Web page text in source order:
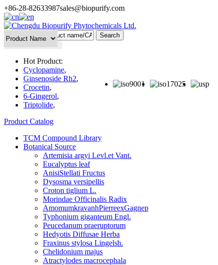
+86-28-82633987sales@biopurify.com
Hot Product:
Cyclopamine,
Ginsenoside Rh2,
Crocetin,
6-Gingerol,
Triptolide,
Product Catalog
TCM Compound Library
Botanical Source
Artemisia argyi Levl.et Vant.
Eucalyptus leaf
AnisiStellati Fructus
Dysosma versipellis
Croton tiglium L.
Morindae Officinalis Radix
AmomumkravanhPierreexGagnep
Typhonium giganteum Engl.
Peucedanum praeruptorum
Hedyotis Diffusae Herba
Fraxinus stylosa Lingelsh.
Chelidonium majus
Atractylodes macrocephala